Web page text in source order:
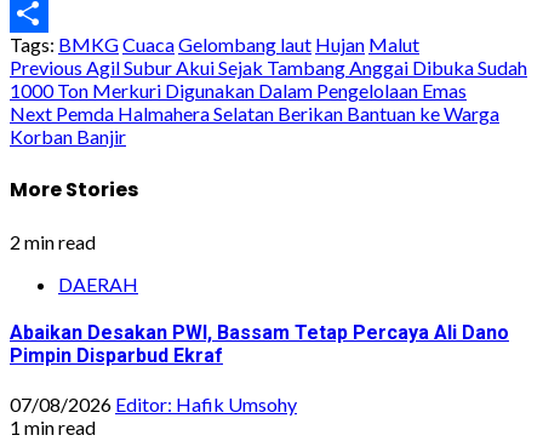
WhatsApp
Share
Tags: BMKGCuacaGelombang laut Hujan Malut
Post
navigation
Previous Agil Subur Akui Sejak Tambang Anggai Dibuka Sudah
1000 Ton Merkuri Digunakan Dalam Pengelolaan Emas
Next Pemda Halmahera Selatan Berikan Bantuan ke Warga
Korban Banjir
More Stories
2 min read
DAERAH
Abaikan Desakan PWI, Bassam Tetap Percaya Ali Dano
Pimpin Disparbud Ekraf
07/08/2026 Editor: Hafik Umsohy
1 min read